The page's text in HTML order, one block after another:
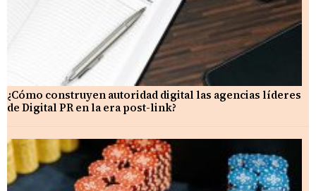
¿Cómo construyen autoridad digital las agencias líderes
de Digital PR en la era post-link?